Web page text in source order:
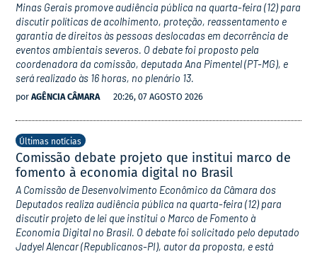
Minas Gerais promove audiência pública na quarta-feira (12) para
discutir políticas de acolhimento, proteção, reassentamento e
garantia de direitos às pessoas deslocadas em decorrência de
eventos ambientais severos. O debate foi proposto pela
coordenadora da comissão, deputada Ana Pimentel (PT-MG), e
será realizado às 16 horas, no plenário 13.
por AGÊNCIA CÂMARA 20:26, 07 AGOSTO 2026
Últimas notícias
Comissão debate projeto que institui marco de
fomento à economia digital no Brasil
A Comissão de Desenvolvimento Econômico da Câmara dos
Deputados realiza audiência pública na quarta-feira (12) para
discutir projeto de lei que institui o Marco de Fomento à
Economia Digital no Brasil. O debate foi solicitado pelo deputado
Jadyel Alencar (Republicanos-PI), autor da proposta, e está